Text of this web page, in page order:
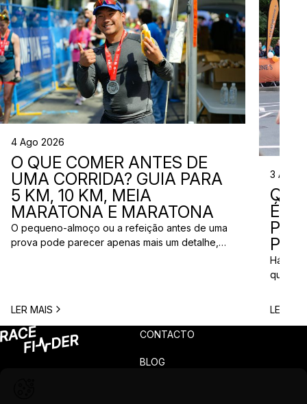
4 Ago 2026
O QUE COMER ANTES DE
UMA CORRIDA? GUIA PARA
5 KM, 10 KM, MEIA
MARATONA E MARATONA
O pequeno-almoço ou a refeição antes de uma
prova pode parecer apenas mais um detalhe,
corredores: o que comer antes de uma corrida?
A […]
LER MAIS
3 Ago
ÉS?
Há
quem
para
LER
CONTACTO
BLOG